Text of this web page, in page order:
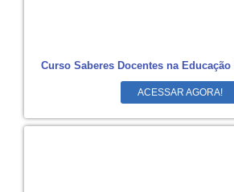
Curso Saberes Docentes na
ACESSAR AGORA!